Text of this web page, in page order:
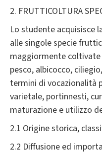
2. FRUTTICOLTURA
Lo studente acquisisce
alle singole specie
maggiormente coltivate
pesco, albicocco,
termini di vocazionalità
varietale, portinnesti,
maturazione e utilizzo
2.1 Origine storica,
2.2 Diffusione ed